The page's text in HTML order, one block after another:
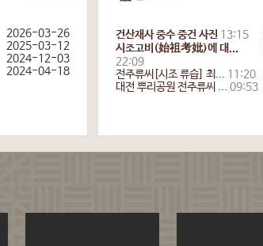
2026-03-26
2025-03-12
2024-12-03
2024-04-18
건산재사 중수 중건 사진 13:15
시조고비(始祖考妣)에 대...
22:09
전주류씨[시조 류습] 최... 11:20
대전 뿌리공원 전주류씨 ... 09:53